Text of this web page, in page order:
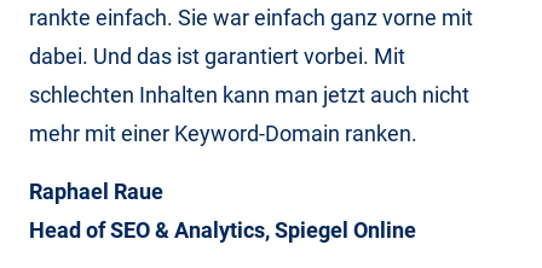
rankte einfach. Sie war einfach ganz vorne mit
dabei. Und das ist garantiert vorbei. Mit
schlechten Inhalten kann man jetzt auch nicht
mehr mit einer Keyword-Domain ranken.
Raphael Raue
Head of SEO & Analytics, Spiegel Online